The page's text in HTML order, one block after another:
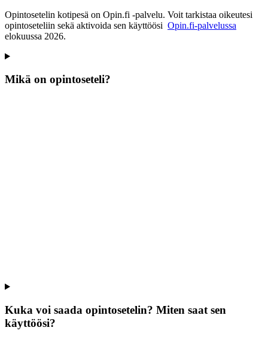
Opintosetelin kotipesä on Opin.fi -palvelu. Voit tarkistaa oikeutesi
opintoseteliin sekä aktivoida sen käyttöösi Opin.fi-palvelussa
elokuussa 2026.
Mikä on opintoseteli?
Kuka voi saada opintosetelin? Miten saat sen
käyttöösi?